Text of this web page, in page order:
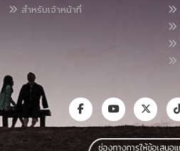
สำหรับเจ้าหน้าที่